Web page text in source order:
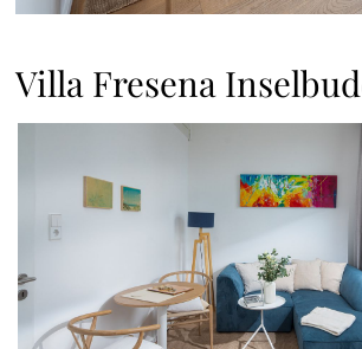
Villa Fresena